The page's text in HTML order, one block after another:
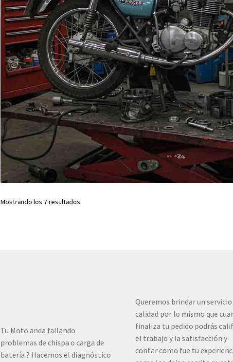
Mostrando los 7 resultados
Tu Moto anda fallando
problemas de chispa o carga de
batería ? Hacemos el diagnóstico
Queremos brindar un servicio
calidad por lo mismo que
finaliza tu pedido podrás
el trabajo y la satisfacción y
contar como fue tu